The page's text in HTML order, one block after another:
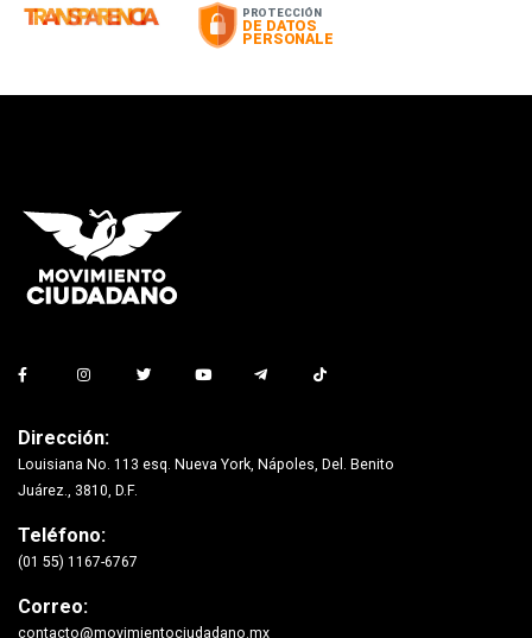
Dirección:
Louisiana No. 113 esq. Nueva York, Nápoles, Del. Benito
Juárez., 3810, D.F.
Teléfono:
(01 55) 1167-6767
Correo:
contacto@movimientociudadano.mx